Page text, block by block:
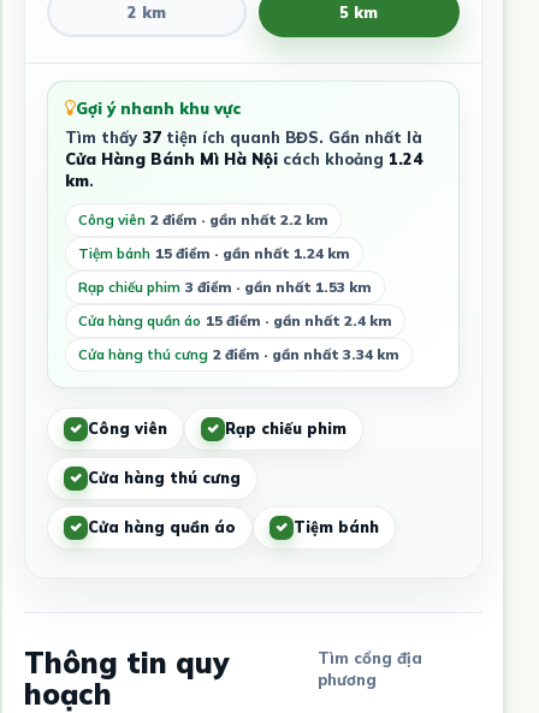
2 km 5 km
Gợi ý nhanh khu vực
Tìm thấy 37tiện ích quanh BĐS. Gần nhất là
Cửa Hàng Bánh Mì Hà Nộicách khoảng 1.24
km.
Công viên 2 điểm · gần nhất 2.2 km
Tiệm bánh 15 điểm · gần nhất 1.24 km
Rạp chiếu phim 3 điểm · gần nhất 1.53 km
Cửa hàng quần áo 15 điểm · gần nhất 2.4 km
Cửa hàng thú cưng 2 điểm · gần nhất 3.34 km
Công viên Rạp chiếu phim
Cửa hàng thú cưng
Cửa hàng quần áo Tiệm bánh
Thông tin quy
hoạch
Tìm cổng địa
phương